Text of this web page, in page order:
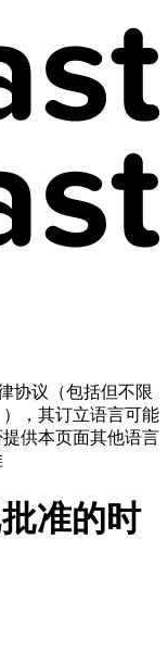
协议（包括但不限
，其订立语言可能
供本页面其他语言
准的时